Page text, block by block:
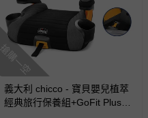
搶購一空
義大利 chicco - 寶貝嬰兒植萃
經典旅行保養組+GoFit Plus汽